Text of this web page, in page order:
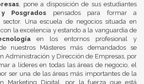
, pone a disposición de sus estudiantes
Posgrados pensados para formar a
sector. Una escuela de negocios situada en
la excelencia y estando a la vanguardia de
en los entornos profesional y
nuestros Másteres más demandados se
Administración y Dirección de Empresas, por
a líderes en todas las áreas de negocio, el
ser una de las áreas más importantes de la
Marketing Digital, por la fuerza que está